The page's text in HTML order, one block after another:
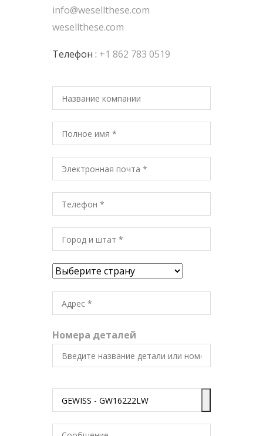
info@wesellthese.com
wesellthese.com
Телефон : +1 862 783 0519
Номера деталей